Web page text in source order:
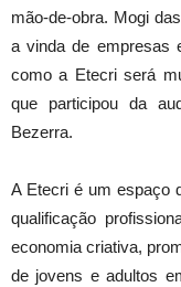
mão-de-obra. Mogi
a vinda de empresas
como a Etecri será
que participou da
Bezerra.
A Etecri é um espaço
qualificação
economia criativa,
de jovens e adultos